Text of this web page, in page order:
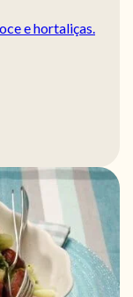
e hortaliças.